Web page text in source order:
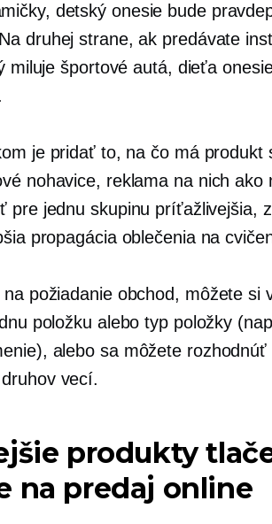
detský onesie bude
druhej strane, ak predávate
miluje športové autá, dieťa
je pridať to, na čo má produkt
nohavice, reklama na nich ako
pre jednu skupinu príťažlivejšia,
propagácia oblečenia na
na požiadanieobchod, môžete si
položku alebo typ položky
alebo sa môžete
vecí.
produkty
na predaj online